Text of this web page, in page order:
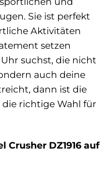
Sie ist perfekt
Aktivitäten
setzen
suchst, die nicht
auch deine
dann ist die
die richtige Wahl für
Crusher DZ1916 auf